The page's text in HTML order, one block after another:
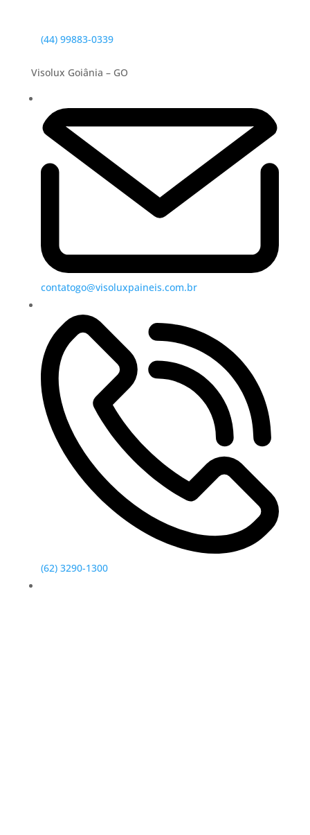
(44) 99883-0339
Visolux Goiânia – GO
contatogo@visoluxpaineis.com.br
(62) 3290-1300